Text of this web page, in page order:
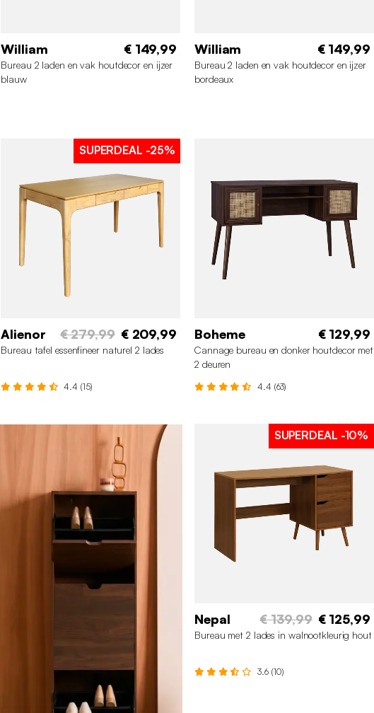
William € 149,99
Bureau 2 laden en vak houtdecor en ijzer
blauw
William € 149,99
Bureau 2 laden en vak houtdecor en ijzer
bordeaux
SUPERDEAL -25%
Alienor € 279,99 € 209,99
Bureau tafel essenfineer naturel 2 lades
4.4 (15)
Boheme € 129,99
Cannage bureau en donker houtdecor met
2 deuren
4.4 (63)
SUPERDEAL -10%
Nepal € 139,99 € 125,99
Bureau met 2 lades in walnootkleurig hout
3.6 (10)